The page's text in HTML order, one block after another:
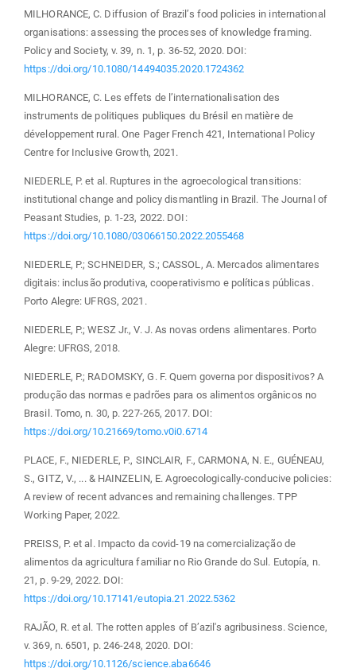
MILHORANCE, C. Diffusion of Brazil’s food policies in international
organisations: assessing the processes of knowledge framing.
Policy and Society, v. 39, n. 1, p. 36-52, 2020. DOI:
https://doi.org/10.1080/14494035.2020.1724362
MILHORANCE, C. Les effets de l’internationalisation des
instruments de politiques publiques du Brésil en matière de
développement rural. One Pager French 421, International Policy
Centre for Inclusive Growth, 2021.
NIEDERLE, P. et al. Ruptures in the agroecological transitions:
institutional change and policy dismantling in Brazil. The Journal of
Peasant Studies, p. 1-23, 2022. DOI:
https://doi.org/10.1080/03066150.2022.2055468
NIEDERLE, P.; SCHNEIDER, S.; CASSOL, A. Mercados alimentares
digitais: inclusão produtiva, cooperativismo e políticas públicas.
Porto Alegre: UFRGS, 2021.
NIEDERLE, P.; WESZ Jr., V. J. As novas ordens alimentares. Porto
Alegre: UFRGS, 2018.
NIEDERLE, P.; RADOMSKY, G. F. Quem governa por dispositivos? A
produção das normas e padrões para os alimentos orgânicos no
Brasil. Tomo, n. 30, p. 227-265, 2017. DOI:
https://doi.org/10.21669/tomo.v0i0.6714
PLACE, F., NIEDERLE, P., SINCLAIR, F., CARMONA, N. E., GUÉNEAU,
S., GITZ, V., ... & HAINZELIN, E. Agroecologically-conducive policies:
A review of recent advances and remaining challenges. TPP
Working Paper, 2022.
PREISS, P. et al. Impacto da covid-19 na comercialização de
alimentos da agricultura familiar no Rio Grande do Sul. Eutopía, n.
21, p. 9-29, 2022. DOI:
https://doi.org/10.17141/eutopia.21.2022.5362
RAJÃO, R. et al. The rotten apples of B’azil's agribusiness. Science,
v. 369, n. 6501, p. 246-248, 2020. DOI:
https://doi.org/10.1126/science.aba6646